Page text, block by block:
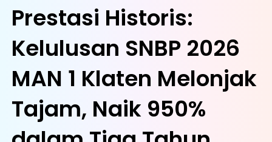
Prestasi Historis:
Kelulusan SNBP 2026
MAN 1 Klaten Melonjak
Tajam, Naik 950%